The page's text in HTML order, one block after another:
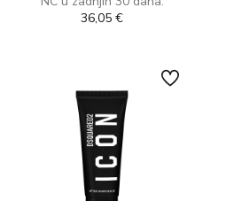
36,05 €